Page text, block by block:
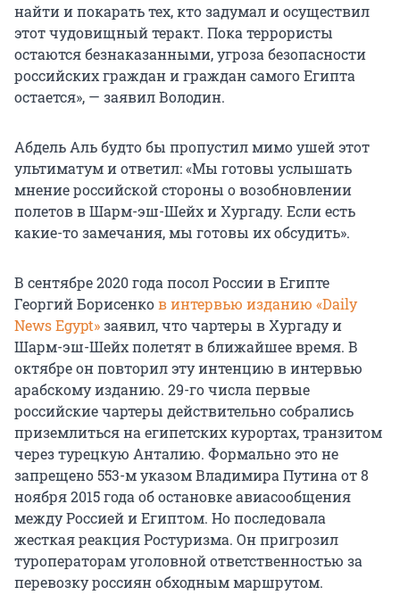
найти и покарать тех, кто задумал и осуществил
этот чудовищный теракт. Пока террористы
остаются безнаказанными, угроза безопасности
российских граждан и граждан самого Египта
остается», — заявил Володин.
Абдель Аль будто бы пропустил мимо ушей этот
ультиматум и ответил: «Мы готовы услышать
мнение российской стороны о возобновлении
полетов в Шарм-эш-Шейх и Хургаду. Если есть
какие-то замечания, мы готовы их обсудить».
В сентябре 2020 года посол России в Египте
Георгий Борисенков интервью изданию «Daily
News Egypt»заявил, что чартеры в Хургаду и
Шарм-эш-Шейх полетят в ближайшее время. В
октябре он повторил эту интенцию в интервью
арабскому изданию. 29-го числа первые
российские чартеры действительно собрались
приземлиться на египетских курортах, транзитом
через турецкую Анталию. Формально это не
запрещено 553-м указом Владимира Путина от 8
ноября 2015 года об остановке авиасообщения
между Россией и Египтом. Но последовала
жесткая реакция Ростуризма. Он пригрозил
туроператорам уголовной ответственностью за
перевозку россиян обходным маршрутом.